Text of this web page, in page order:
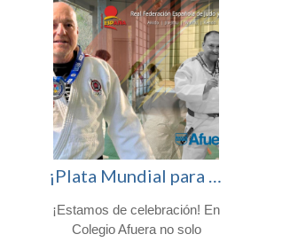
¡Plata Mundial para nuestro profesor Fran Nicolás!
¡Estamos de celebración! En
Colegio Afuera no solo